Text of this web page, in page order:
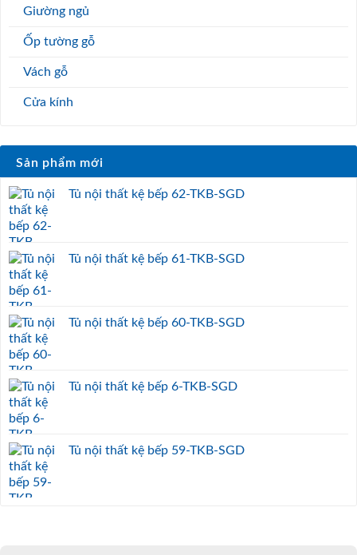
Giường ngủ
Ốp tường gỗ
Vách gỗ
Cửa kính
Sản phẩm mới
Tủ nội thất kệ bếp 62-TKB-SGD
Tủ nội thất kệ bếp 61-TKB-SGD
Tủ nội thất kệ bếp 60-TKB-SGD
Tủ nội thất kệ bếp 6-TKB-SGD
Tủ nội thất kệ bếp 59-TKB-SGD